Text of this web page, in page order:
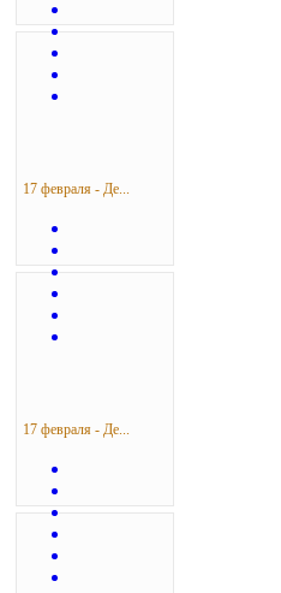
17 февраля - Де...
17 февраля - Де...